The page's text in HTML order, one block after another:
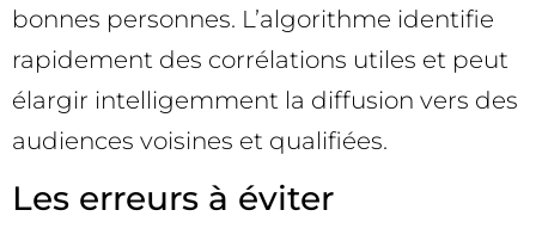
bonnes personnes. L’algorithme identifie
rapidement des corrélations utiles et peut
élargir intelligemment la diffusion vers des
audiences voisines et qualifiées.
Les erreurs à éviter